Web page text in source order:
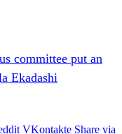
committee put an
Ekadashi
VKontakte Share via